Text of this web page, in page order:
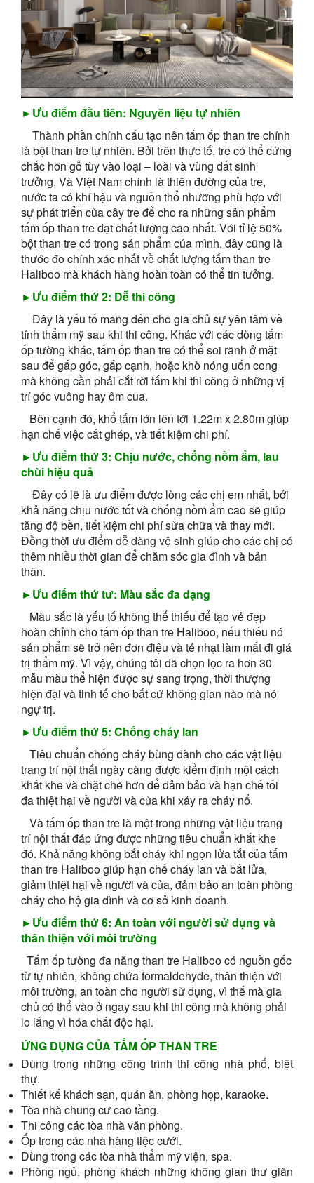
►Ưu điểm đầu tiên: Nguyên liệu tự nhiên
Thành phần chính cấu tạo nên tấm ốp than tre chính
là bột than tre tự nhiên. Bởi trên thực tế, tre có thể cứng
chắc hơn gỗ tùy vào loại – loài và vùng đất sinh
trưởng. Và Việt Nam chính là thiên đường của tre,
nước ta có khí hậu và nguồn thổ nhưỡng phù hợp với
sự phát triển của cây tre để cho ra những sản phẩm
tấm ốp than tre đạt chất lượng cao nhất. Với tỉ lệ 50%
bột than tre có trong sản phẩm của mình, đây cũng là
thước đo chính xác nhất về chất lượng tấm than tre
Haliboo mà khách hàng hoàn toàn có thể tin tưởng.
►Ưu điểm thứ 2: Dễ thi công
Đây là yếu tố mang đến cho gia chủ sự yên tâm về
tính thẩm mỹ sau khi thi công. Khác với các dòng tấm
ốp tường khác, tấm ốp than tre có thể soi rãnh ở mặt
sau để gấp góc, gấp cạnh, hoặc khò nóng uốn cong
mà không cần phải cắt rời tấm khi thi công ở những vị
trí góc vuông hay ôm cua.
Bên cạnh đó, khổ tấm lớn lên tới 1.22m x 2.80m giúp
hạn chế việc cắt ghép, và tiết kiệm chi phí.
►Ưu điểm thứ 3: Chịu nước, chống nồm ẩm, lau
chùi hiệu quả
Đây có lẽ là ưu điểm được lòng các chị em nhất, bởi
khả năng chịu nước tốt và chống nồm ẩm cao sẽ giúp
tăng độ bền, tiết kiệm chi phí sửa chữa và thay mới.
Đồng thời ưu điểm dễ dàng vệ sinh giúp cho các chị có
thêm nhiều thời gian để chăm sóc gia đình và bản
thân.
►Ưu điểm thứ tư: Màu sắc đa dạng
Màu sắc là yếu tố không thể thiếu để tạo vẻ đẹp
hoàn chỉnh cho tấm ốp than tre Haliboo, nếu thiếu nó
sản phẩm sẽ trở nên đơn điệu và tẻ nhạt làm mất đi giá
trị thẩm mỹ. Vì vậy, chúng tôi đã chọn lọc ra hơn 30
mẫu màu thể hiện được sự sang trọng, thời thượng
hiện đại và tinh tế cho bất cứ không gian nào mà nó
ngự trị.
►Ưu điểm thứ 5: Chống cháy lan
Tiêu chuẩn chống cháy bùng dành cho các vật liệu
trang trí nội thất ngày càng được kiểm định một cách
khắt khe và chặt chẽ hơn để đảm bảo và hạn chế tối
đa thiệt hại về người và của khi xảy ra cháy nổ.
Và tấm ốp than tre là một trong những vật liệu trang
trí nội thất đáp ứng được những tiêu chuẩn khắt khe
đó. Khả năng không bắt cháy khi ngọn lửa tắt của tấm
than tre Haliboo giúp hạn chế cháy lan và bắt lửa,
giảm thiệt hại về người và của, đảm bảo an toàn phòng
cháy cho hộ gia đình và cơ sở kinh doanh.
►Ưu điểm thứ 6: An toàn với người sử dụng và
thân thiện với môi trường
Tấm ốp tường đa năng than tre Haliboo có nguồn gốc
từ tự nhiên, không chứa formaldehyde, thân thiện với
môi trường, an toàn cho người sử dụng, vì thế mà gia
chủ có thể vào ở ngay sau khi thi công mà không phải
lo lắng vì hóa chất độc hại.
ỨNG DỤNG CỦA TẤM ỐP THAN TRE
Dùng trong những công trình thi công nhà phố, biệt
thự.
Thiết kế khách sạn, quán ăn, phòng họp, karaoke.
Tòa nhà chung cư cao tầng.
Thi công các tòa nhà văn phòng.
Ốp trong các nhà hàng tiệc cưới.
Dùng trong các tòa nhà thẩm mỹ viện, spa.
Phòng ngủ, phòng khách những không gian thư giãn